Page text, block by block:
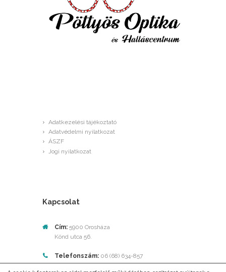
Adatkezelési tájékoztató
Adatvédelmi nyilatkozat
ÁSZF
Jogi nyilatkozat
Kapcsolat
Cím: 5900 Orosháza
Könd utca 56.
Telefonszám: 06 (68) 634-857